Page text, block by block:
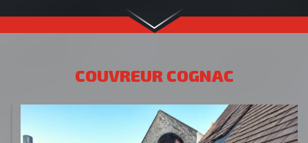
COUVREUR COGNAC